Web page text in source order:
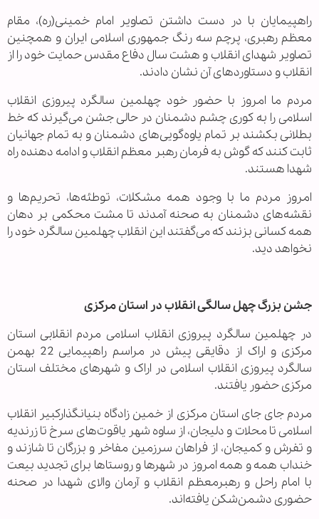
‌راهپیمایان با در دست داشتن تصاویر امام خمینی‌(ره)، مقام
معظم رهبری، پرچم سه رنگ جمهوری اسلامی ایران و همچنین
تصاویر شهدای انقلاب و هشت سال دفاع مقدس حمایت خود را از
انقلاب و دستاوردهای آن نشان دادند.
مردم ما امروز با حضور خود چهلمین سالگرد پیروزی انقلاب
اسلامی را به کوری چشم دشمنان در حالی جشن می‌گیرند که خط
بطلانی بکشند بر تمام یاوه‌گویی‌های دشمنان و به تمام جهانیان
ثابت کنند که گوش به فرمان رهبر معظم انقلاب و ادامه دهنده راه
شهدا هستند.
امروز مردم ما با وجود همه مشکلات، توطئه‌ها، تحریم‌ها و
نقشه‌های دشمنان به صحنه آمدند تا مشت محکمی بر دهان
همه کسانی بزنند که می‌گفتند این انقلاب چهلمین سالگرد خود را
نخواهد دید.
جشن بزرگ چهل سالگی انقلاب در استان مرکزی
در چهلمین سالگرد پیروزی انقلاب اسلامی مردم انقلابی استان
مرکزی و اراک از دقایقی پیش در مراسم راهپیمایی 22 بهمن
سالگرد پیروزی انقلاب اسلامی در اراک و شهرهای مختلف استان
مرکزی حضور یافتند.
مردم جای جای استان مرکزی از خمین زادگاه بنیانگذارکبیر انقلاب
اسلامی تا محلات و دلیجان، از ساوه شهر یاقوت‌های سرخ تا زرندیه
و تفرش و کمیجان، از فراهان سرزمین مفاخر و بزرگان تا شازند و
خنداب همه و همه امروز در شهرها و روستاها برای تجدید بیعت
با امام راحل و رهبرمعظم انقلاب و آرمان والای شهدا در صحنه
حضوری دشمن‌شکن یافته‌اند.